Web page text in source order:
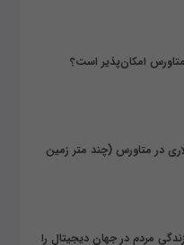
متاورس امکان‌پذیر است؟
میلیون دلاری در متاورس (چند متر زمین
مردم در جهان دیجیتال را